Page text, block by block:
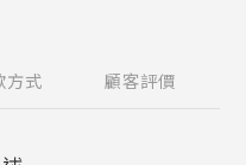
方式 顧客評價